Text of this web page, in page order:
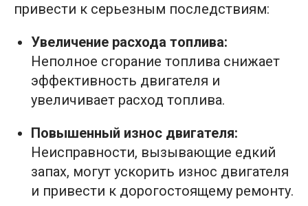
привести к серьезным последствиям:
Увеличение расхода топлива:
Неполное сгорание топлива снижает
эффективность двигателя и
увеличивает расход топлива.
Повышенный износ двигателя:
Неисправности, вызывающие едкий
запах, могут ускорить износ двигателя
и привести к дорогостоящему ремонту.